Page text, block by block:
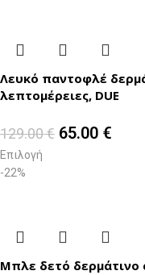
Λευκό παντοφλέ
λεπτομέρειες, DUE
129.00€ 65.00 €
Επιλογή
-22%
Μπλε δετό δερμάτινο